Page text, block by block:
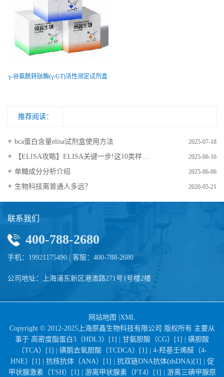
γ-谷氨酰转肽酶(γ-GT)活性测定试剂盒
推荐阅读：
bca蛋白含量elisa试剂盒使用方法 2025-07-18
【ELISA攻略】ELISA关键一步!这10类样品要如何处理? 2025-06-16
​单糖成分分析介绍 2025-06-06
生物科技离普通人多远？ 2020-05-21
联系我们
400-788-2680
手机：19921175490 | 客服：400-788-2680
公司地址：上海浦东新区港澳路271号1号楼2楼
网站地图 XML
Copyright © 2012-2025上海原鑫生物科技有限公司 版权所有 主要从
事于 高密度脂蛋白3（HDL3）[1] | 甘氨胆酸（CG）[1] | 磺胆酸
（TCA）[1] | 磺鹅去氧胆酸（TCDCA）[1] | 4-羟基壬烯醛（4-
HNE）[1] | 抗核抗体（ANA）[1] | 抗双链DNA抗体(dsDNA)[1] | 促
甲状腺激素（TSH）[1] | 游离甲状腺素（FT4）[1] | 游离三碘甲腺原